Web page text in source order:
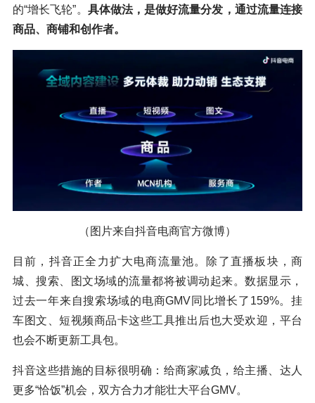
的“增长飞轮”。 具体做法，是做好流量分发，通过流量连接
商品、商铺和创作者。
（图片来自抖音电商官方微博）
目前，抖音正全力扩大电商流量池。除了直播板块，商
城、搜索、图文场域的流量都将被调动起来。数据显示，
过去一年来自搜索场域的电商GMV同比增长了159%。挂
车图文、短视频商品卡这些工具推出后也大受欢迎，平台
也会不断更新工具包。
抖音这些措施的目标很明确：给商家减负，给主播、达人
更多“恰饭”机会，双方合力才能壮大平台GMV。